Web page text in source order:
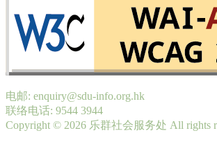
电邮: enquiry@sdu-info.org.hk
联络电话: 9544 3944
Copyright © 2026 乐群社会服务处 All rights